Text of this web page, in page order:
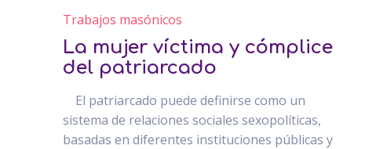
Trabajos masónicos
La mujer víctima y cómplice
del patriarcado
El patriarcado puede definirse como un
sistema de relaciones sociales sexopolíticas,
basadas en diferentes instituciones públicas y